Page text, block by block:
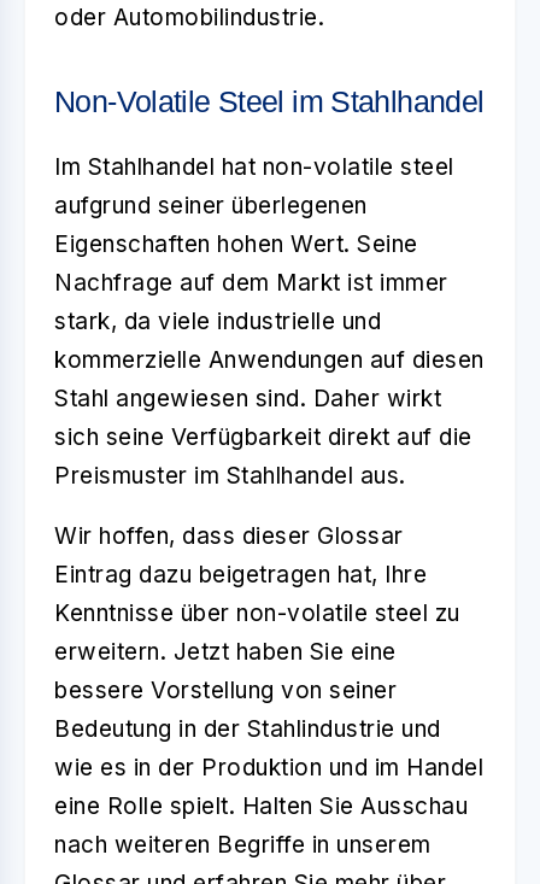
oder Automobilindustrie.
Non-Volatile Steel im Stahlhandel
Im Stahlhandel hat non-volatile steel
aufgrund seiner überlegenen
Eigenschaften hohen Wert. Seine
Nachfrage auf dem Markt ist immer
stark, da viele industrielle und
kommerzielle Anwendungen auf diesen
Stahl angewiesen sind. Daher wirkt
sich seine Verfügbarkeit direkt auf die
Preismuster im Stahlhandel aus.
Wir hoffen, dass dieser Glossar
Eintrag dazu beigetragen hat, Ihre
Kenntnisse über non-volatile steel zu
erweitern. Jetzt haben Sie eine
bessere Vorstellung von seiner
Bedeutung in der Stahlindustrie und
wie es in der Produktion und im Handel
eine Rolle spielt. Halten Sie Ausschau
nach weiteren Begriffe in unserem